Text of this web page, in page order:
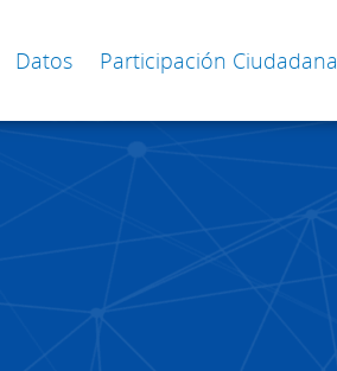
Datos Participación Ciudadana